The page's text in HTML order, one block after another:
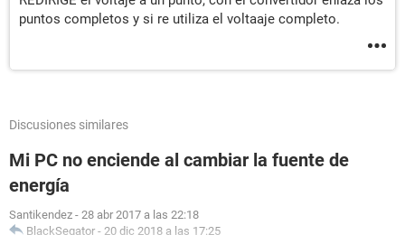
puntos completos y si re utiliza el voltaaje completo.
Discusiones similares
Mi PC no enciende al cambiar la fuente de
energía
Santikendez - 28 abr 2017 a las 22:18
BlackSegator - 20 dic 2018 a las 17:25